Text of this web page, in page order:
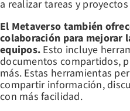
a realizar tareas y
El Metaverso también
colaboración para mejorar
equipos. Esto incluye
documentos compartidos,
más. Estas herramientas
compartir información,
con más facilidad.